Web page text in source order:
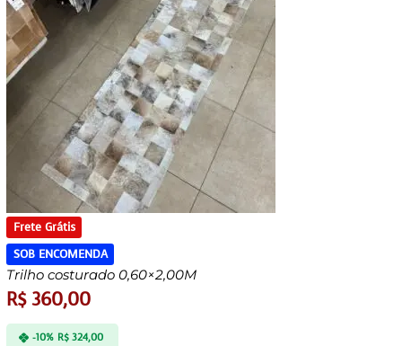
Frete Grátis
SOB ENCOMENDA
Trilho costurado 0,60×2,00M
R$360,00
-10% R$324,00